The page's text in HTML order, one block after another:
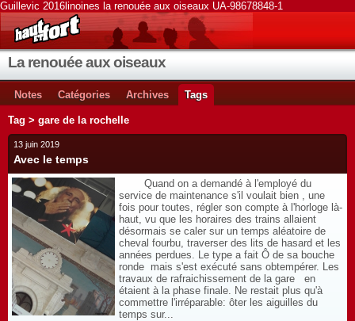
Guillevic 2016linoines la renouée aux oiseaux UA-98678848-1
La renouée aux oiseaux
Notes Catégories Archives Tags
Tag > gare de la rochelle
13 juin 2019
Avec le temps
Quand on a demandé à l'employé du
service de maintenance s'il voulait bien , une
fois pour toutes, régler son compte à l'horloge là-
haut, vu que les horaires des trains allaient
désormais se caler sur un temps aléatoire de
cheval fourbu, traverser des lits de hasard et les
années perdues. Le type a fait Ô de sa bouche
ronde mais s'est exécuté sans obtempérer. Les
travaux de rafraichissement de la gare en
étaient à la phase finale. Ne restait plus qu'à
commettre l'irréparable: ôter les aiguilles du
temps sur...